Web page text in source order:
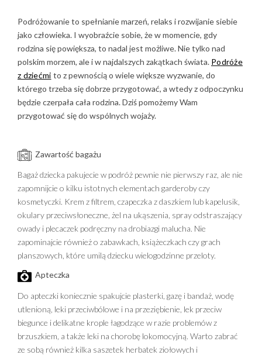
Podróżowanie to spełnianie marzeń, relaks i rozwijanie siebie
jako człowieka. I wyobraźcie sobie, że w momencie, gdy
rodzina się powiększa, to nadal jest możliwe. Nie tylko nad
polskim morzem, ale i w najdalszych zakątkach świata. Podróże
z dziećmi to z pewnością o wiele większe wyzwanie, do
którego trzeba się dobrze przygotować, a wtedy z odpoczynku
będzie czerpała cała rodzina. Dziś pomożemy Wam
przygotować się do wspólnych wojaży.
Zawartość bagażu
Bagaż dziecka pakujecie w podróż pewnie nie pierwszy raz, ale nie
zapomnijcie o kilku istotnych elementach garderoby czy
kosmetyczki. Krem z filtrem, czapeczka z daszkiem lub kapelusik,
okulary przeciwsłoneczne, żel na ukąszenia, spray odstraszający
owady i plecaczek podręczny na drobiazgi malucha. Nie
zapominajcie również o zabawkach, książeczkach czy grach
planszowych, które umilą dziecku wielogodzinne przeloty.
Apteczka
Do apteczki koniecznie spakujcie plasterki, gazę i bandaż, wodę
utlenioną, leki przeciwbólowe i na przeziębienie, lek przeciw
biegunce i delikatne krople łagodzące w razie problemów z
brzuszkiem, a także leki na chorobę lokomocyjną. Warto zabrać
ze sobą również kilka saszetek herbatek ziołowych i